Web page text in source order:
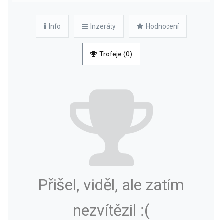
Info Inzeráty Hodnocení
Trofeje (0)
Přišel, viděl, ale zatím
nezvítězil :(